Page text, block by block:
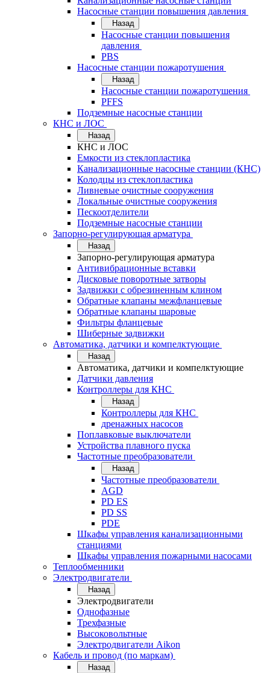
Насосные станции повышения давления
Назад
Насосные станции повышения
давления
PBS
Насосные станции пожаротушения
Назад
Насосные станции пожаротушения
PFFS
Подземные насосные станции
КНС и ЛОС
Назад
КНС и ЛОС
Емкости из стеклопластика
Канализационные насосные станции (КНС)
Колодцы из стеклопластика
Ливневые очистные сооружения
Локальные очистные сооружения
Пескоотделители
Подземные насосные станции
Запорно-регулирующая арматура
Назад
Запорно-регулирующая арматура
Антивибрационные вставки
Дисковые поворотные затворы
Задвижки с обрезиненным клином
Обратные клапаны межфланцевые
Обратные клапаны шаровые
Фильтры фланцевые
Шиберные задвижки
Автоматика, датчики и компелктующие
Назад
Автоматика, датчики и компелктующие
Датчики давления
Контроллеры для КНС
Назад
Контроллеры для КНС
дренажных насосов
Поплавковые выключатели
Устройства плавного пуска
Частотные преобразователи
Назад
Частотные преобразователи
AGD
PD ES
PD SS
PDE
Шкафы управления канализационными
станциями
Шкафы управления пожарными насосами
Теплообменники
Электродвигатели
Назад
Электродвигатели
Однофазные
Трехфазные
Высоковольтные
Электродвигатели Aikon
Кабель и провод (по маркам)
Назад